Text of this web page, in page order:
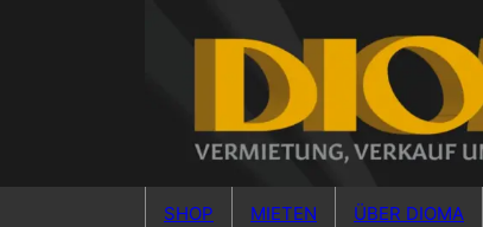
SHOP MIETEN ÜBER DIOMA